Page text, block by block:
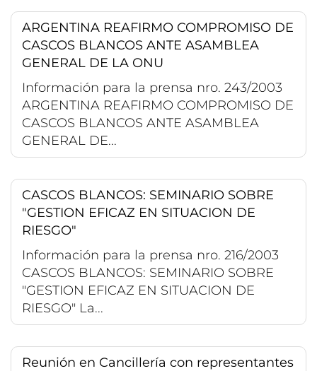
ARGENTINA REAFIRMO COMPROMISO DE
CASCOS BLANCOS ANTE ASAMBLEA
GENERAL DE LA ONU
Información para la prensa nro. 243/2003
ARGENTINA REAFIRMO COMPROMISO DE
CASCOS BLANCOS ANTE ASAMBLEA
GENERAL DE...
CASCOS BLANCOS: SEMINARIO SOBRE
"GESTION EFICAZ EN SITUACION DE
RIESGO"
Información para la prensa nro. 216/2003
CASCOS BLANCOS: SEMINARIO SOBRE
"GESTION EFICAZ EN SITUACION DE
RIESGO" La...
Reunión en Cancillería con representantes